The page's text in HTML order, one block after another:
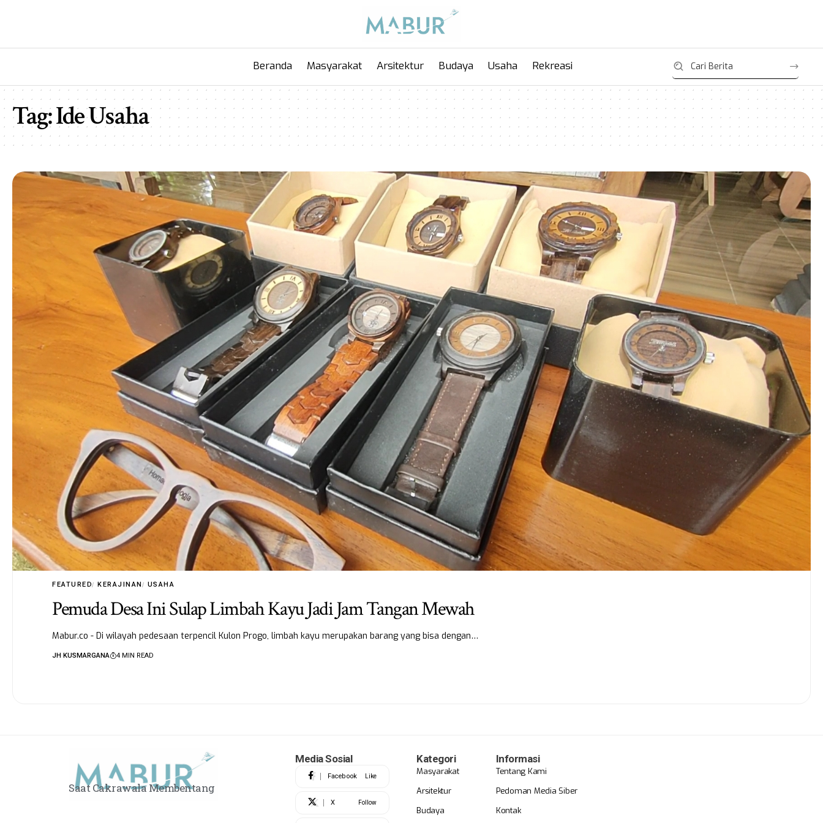
Beranda Masyarakat Arsitektur Budaya Usaha Rekreasi
Tag:Ide Usaha
FEATURED KERAJINAN USAHA
Pemuda Desa Ini Sulap Limbah Kayu Jadi Jam Tangan Mewah
Mabur.co - Di wilayah pedesaan terpencil Kulon Progo, limbah kayu merupakan barang yang bisa dengan…
JH KUSMARGANA 4 MIN READ
Saat Cakrawala Membentang
Media Sosial
Facebook Like
X Follow
Kategori
Masyarakat
Arsitektur
Budaya
Informasi
Tentang Kami
Pedoman Media Siber
Kontak